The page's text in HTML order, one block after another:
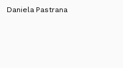
Daniela Pastrana